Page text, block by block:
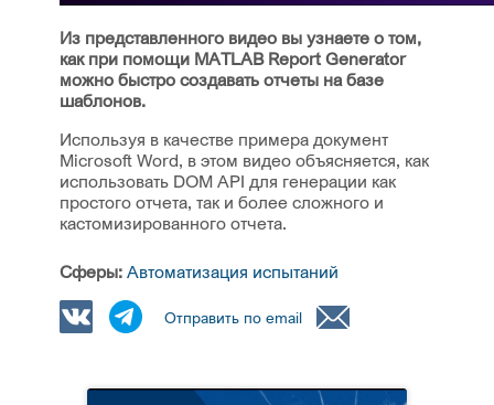
Из представленного видео вы узнаете о том,
как при помощи MATLAB Report Generator
можно быстро создавать отчеты на базе
шаблонов.
Используя в качестве примера документ
Microsoft Word, в этом видео объясняется, как
использовать DOM API для генерации как
простого отчета, так и более сложного и
кастомизированного отчета.
Сферы: Автоматизация испытаний
Отправить по email